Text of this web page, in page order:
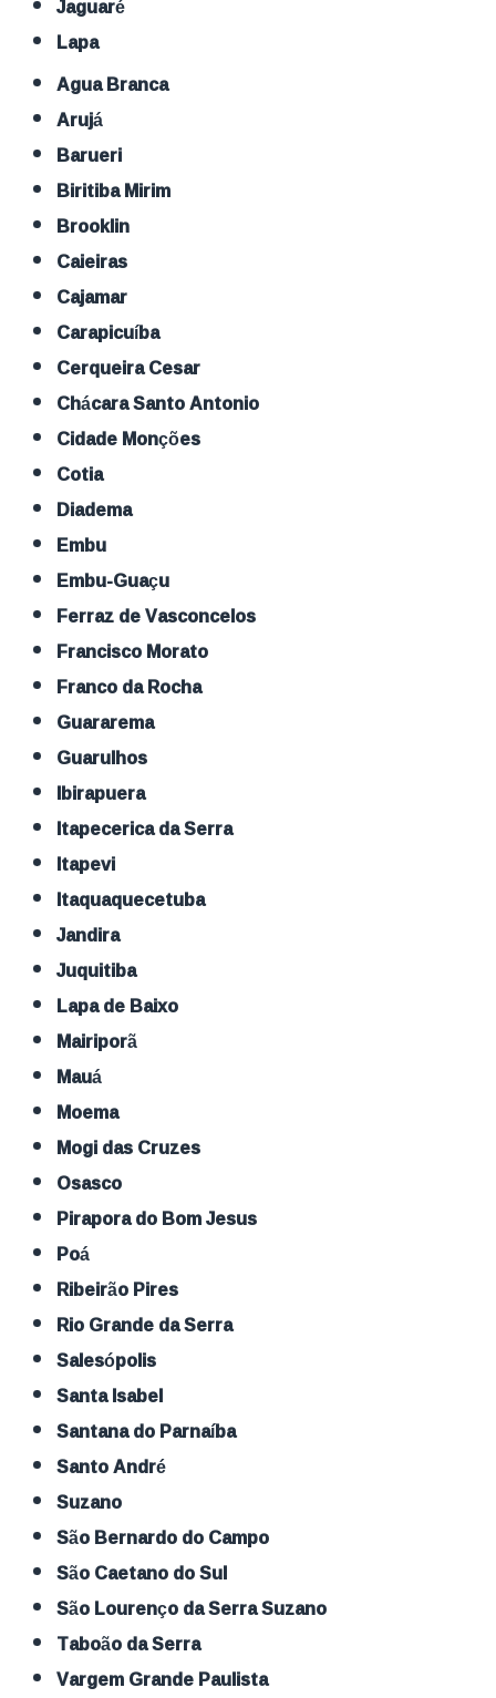
Jaguaré
Lapa
Agua Branca
Arujá
Barueri
Biritiba Mirim
Brooklin
Caieiras
Cajamar
Carapicuíba
Cerqueira Cesar
Chácara Santo Antonio
Cidade Monções
Cotia
Diadema
Embu
Embu-Guaçu
Ferraz de Vasconcelos
Francisco Morato
Franco da Rocha
Guararema
Guarulhos
Ibirapuera
Itapecerica da Serra
Itapevi
Itaquaquecetuba
Jandira
Juquitiba
Lapa de Baixo
Mairiporã
Mauá
Moema
Mogi das Cruzes
Osasco
Pirapora do Bom Jesus
Poá
Ribeirão Pires
Rio Grande da Serra
Salesópolis
Santa Isabel
Santana do Parnaíba
Santo André
Suzano
São Bernardo do Campo
São Caetano do Sul
São Lourenço da Serra Suzano
Taboão da Serra
Vargem Grande Paulista